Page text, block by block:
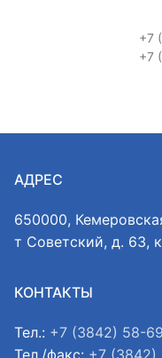
+7
+7
АДРЕС
650000,
т Советский, д. 63,
КОНТАКТЫ
Тел.: +7 (3842) 58-
Тел./факс: +7